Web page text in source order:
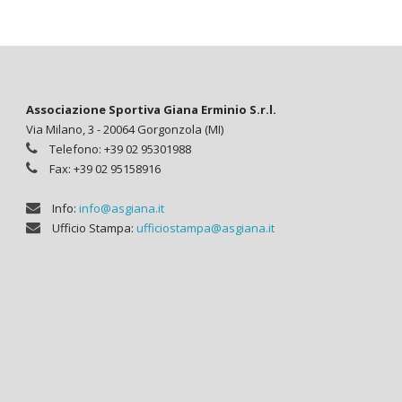
Associazione Sportiva Giana Erminio S.r.l.
Via Milano, 3 - 20064 Gorgonzola (MI)
Telefono: +39 02 95301988
Fax: +39 02 95158916
Info: info@asgiana.it
Ufficio Stampa: ufficiostampa@asgiana.it